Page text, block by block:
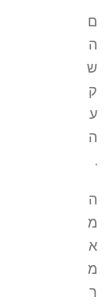
ם
ה
ש
ק
ע
ה
.
ה
מ
א
מ
ר